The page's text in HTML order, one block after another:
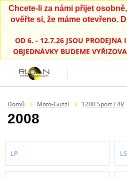
Chcete-li za námi přijet
ověřte si, že máme otevřeno.
OD 6. - 12.7.26 JSOU PRODEJNA
OBJEDNÁVKY BUDEME
Domů Moto-Guzzi 1200 Sport / 4V
2008
LP LS